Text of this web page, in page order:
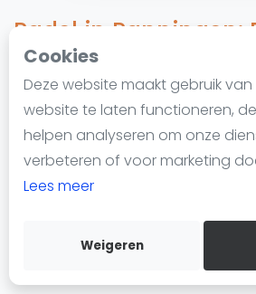
Cookies
Deze website maakt gebruik
website te laten functioneren,
helpen analyseren om onze
verbeteren of voor marketing
Lees meer
Weigeren
Informatie
Over ons
Contact
Adverteren
Insights
WhatsApp
Join WhatsApp Community
Padel in Panningen:
locaties en lessen
98 impressions since 22 februari
Padel in Panningenwordt steeds
stad heeft 1 padellocatie met in
baan reserveren.